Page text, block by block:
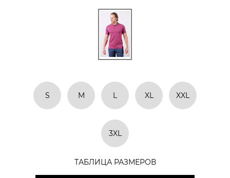
S M L XL XXL
3XL
ТАБЛИЦА РАЗМЕРОВ